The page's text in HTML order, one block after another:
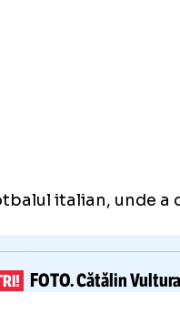
italian, unde
FOTO.Cătălin